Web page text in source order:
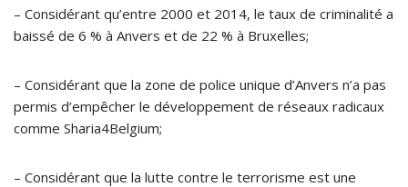
– Considérant qu’entre 2000 et 2014, le taux de criminalité a
baissé de 6 % à Anvers et de 22 % à Bruxelles;
– Considérant que la zone de police unique d’Anvers n’a pas
permis d’empêcher le développement de réseaux radicaux
comme Sharia4Belgium;
– Considérant que la lutte contre le terrorisme est une